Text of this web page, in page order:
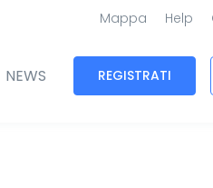
Mappa Help
NEWS REGISTRATI